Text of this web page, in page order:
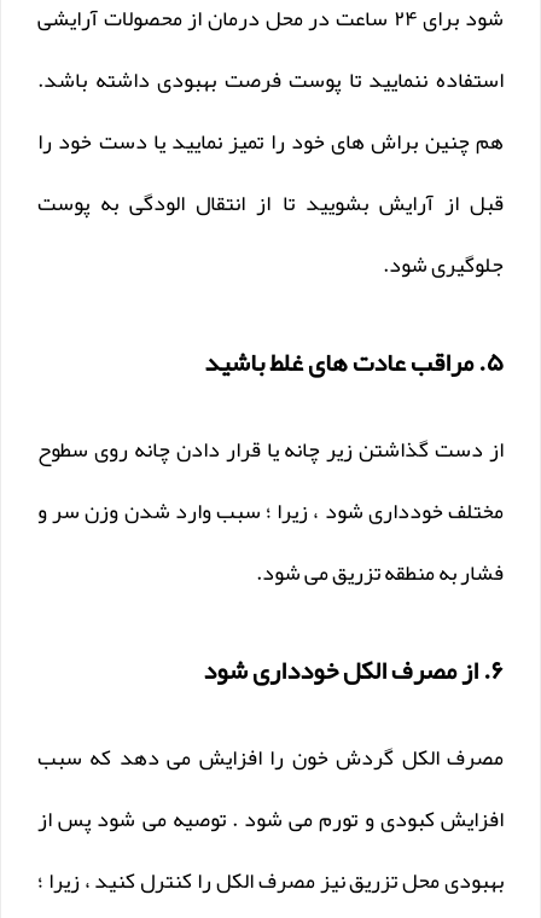
شود برای ۲۴ ساعت در محل درمان از محصولات آرایشی
استفاده ننمایید تا پوست فرصت بهبودی داشته باشد.
هم چنین براش های خود را تمیز نمایید یا دست خود را
قبل از آرایش بشویید تا از انتقال الودگی به پوست
جلوگیری شود.
۵. مراقب عادت های غلط باشید
از دست گذاشتن زیر چانه یا قرار دادن چانه روی سطوح
مختلف خودداری شود ، زیرا ؛ سبب وارد شدن وزن سر و
فشار به منطقه تزریق می شود.
۶. از مصرف الکل خودداری شود
مصرف الکل گردش خون را افزایش می دهد که سبب
افزایش کبودی و تورم می شود . توصیه می شود پس از
بهبودی محل تزریق نیز مصرف الکل را کنترل کنید ، زیرا ؛